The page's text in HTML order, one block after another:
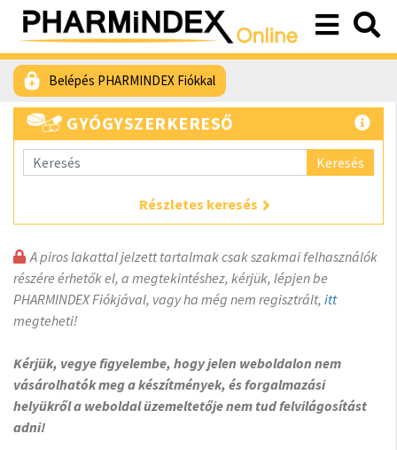
Belépés PHARMINDEX Fiókkal
GYÓGYSZERKERESŐ
Keresés
Részletes keresés
A piros lakattal jelzett tartalmak csak szakmai felhasználók
részére érhetők el, a megtekintéshez, kérjük, lépjen be
PHARMINDEX Fiókjával, vagy ha még nem regisztrált, itt
megteheti!
Kérjük, vegye figyelembe, hogy jelen weboldalon nem
vásárolhatók meg a készítmények, és forgalmazási
helyükről a weboldal üzemeltetője nem tud felvilágosítást
adni!